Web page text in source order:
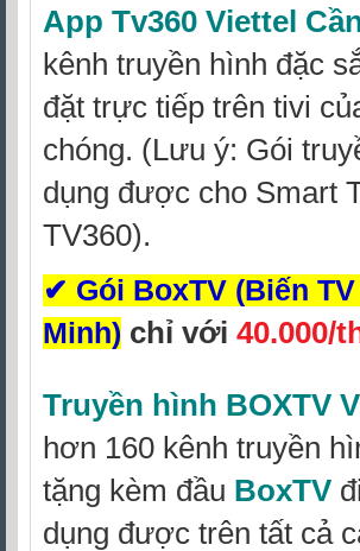
App Tv360 Viettel
kênh truyền hình đặc
đặt trực tiếp trên tivi
chóng. (Lưu ý: Gói
dụng được cho Smart
TV360).
✔ Gói BoxTV (Biến
Minh) chỉ với 40.000/
Truyền hình BOXTV
hơn 160 kênh truyền
tặng kèm đầu BoxTV
dụng được trên tất cả